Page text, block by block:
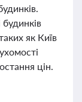
як Київ
цін.